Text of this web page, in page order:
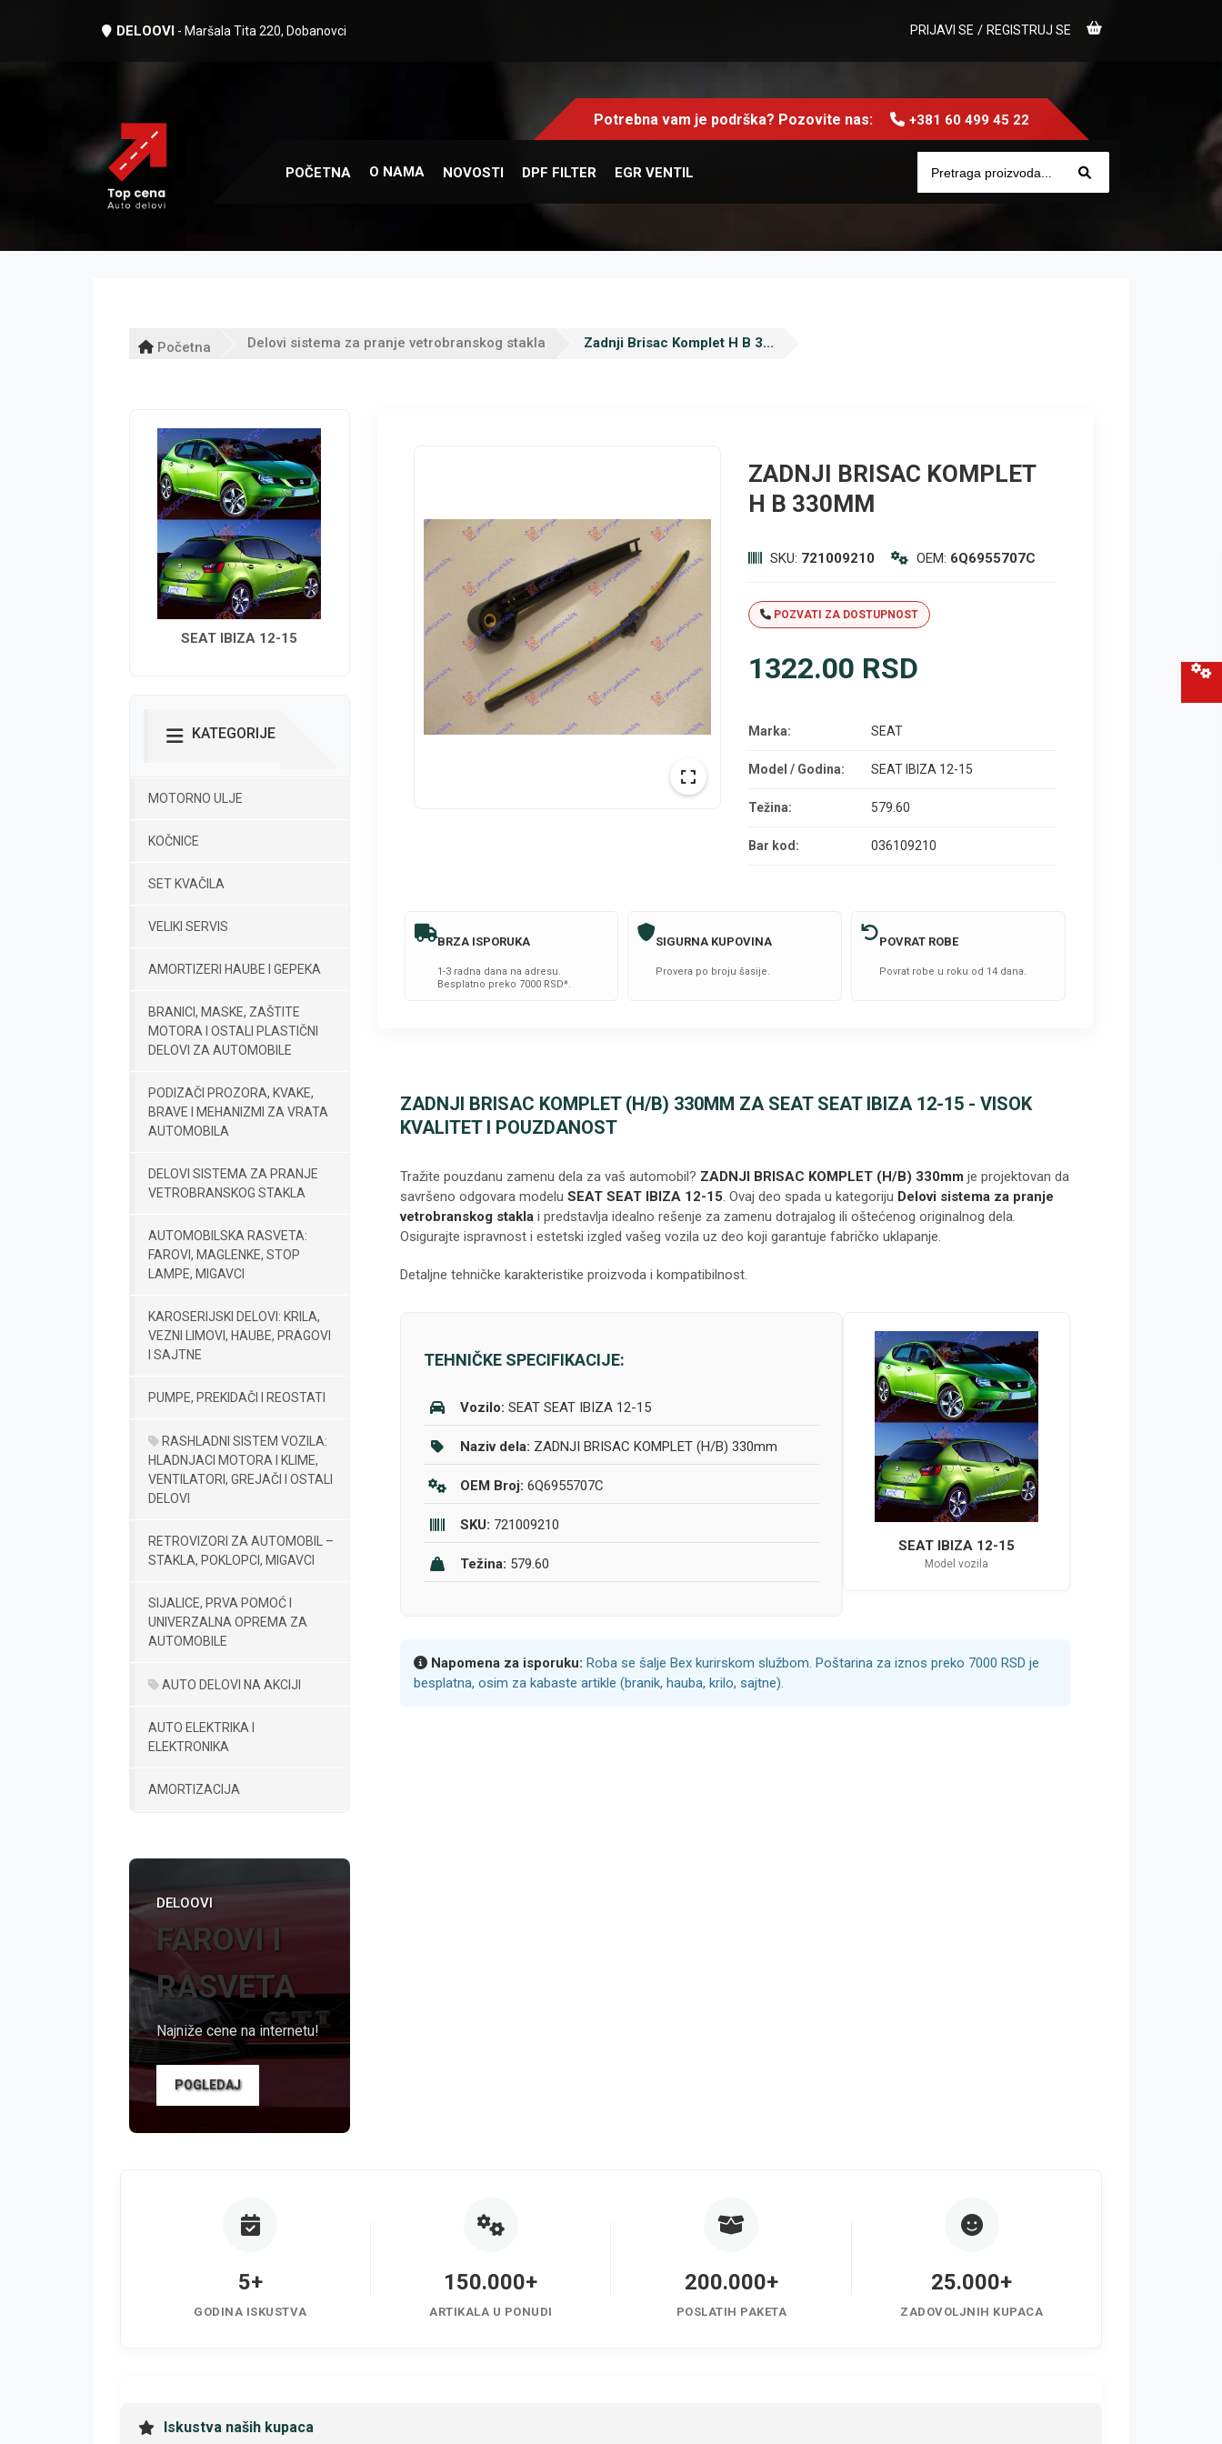
DELOOVI - Maršala Tita 220, Dobanovci PRIJAVI SE / REGISTRUJ SE
Potrebna vam je podrška? Pozovite nas: +381 60 499 45 22
POČETNA O NAMA NOVOSTI DPF FILTER EGR VENTIL
Početna Delovi sistema za pranje vetrobranskog stakla Zadnji Brisac Komplet H B 3...
SEAT IBIZA 12-15
KATEGORIJE
MOTORNO ULJE
KOČNICE
SET KVAČILA
VELIKI SERVIS
AMORTIZERI HAUBE I GEPEKA
BRANICI, MASKE, ZAŠTITE
MOTORA I OSTALI PLASTIČNI
DELOVI ZA AUTOMOBILE
PODIZAČI PROZORA, KVAKE,
BRAVE I MEHANIZMI ZA VRATA
AUTOMOBILA
DELOVI SISTEMA ZA PRANJE
VETROBRANSKOG STAKLA
AUTOMOBILSKA RASVETA:
FAROVI, MAGLENKE, STOP
LAMPE, MIGAVCI
KAROSERIJSKI DELOVI: KRILA,
VEZNI LIMOVI, HAUBE, PRAGOVI
I SAJTNE
PUMPE, PREKIDAČI I REOSTATI
RASHLADNI SISTEM VOZILA:
HLADNJACI MOTORA I KLIME,
VENTILATORI, GREJAČI I OSTALI
DELOVI
RETROVIZORI ZA AUTOMOBIL –
STAKLA, POKLOPCI, MIGAVCI
SIJALICE, PRVA POMOĆ I
UNIVERZALNA OPREMA ZA
AUTOMOBILE
AUTO DELOVI NA AKCIJI
AUTO ELEKTRIKA I
ELEKTRONIKA
AMORTIZACIJA
DELOOVI
FAROVI I
RASVETA
Najniže cene na internetu!
POGLEDAJ
ZADNJI BRISAC KOMPLET
H B 330MM
SKU: 721009210 OEM: 6Q6955707C
POZVATI ZA DOSTUPNOST
1322.00 RSD
Marka: SEAT
Model / Godina: SEAT IBIZA 12-15
Težina: 579.60
Bar kod: 036109210
BRZA ISPORUKA
1-3 radna dana na adresu.
Besplatno preko 7000 RSD*.
SIGURNA KUPOVINA
Provera po broju šasije.
POVRAT ROBE
Povrat robe u roku od 14 dana.
ZADNJI BRISAC KOMPLET (H/B) 330MM ZA SEAT SEAT IBIZA 12-15 - VISOK
KVALITET I POUZDANOST
Tražite pouzdanu zamenu dela za vaš automobil? ZADNJI BRISAC KOMPLET (H/B) 330mm je projektovan da
savršeno odgovara modelu SEAT SEAT IBIZA 12-15. Ovaj deo spada u kategoriju Delovi sistema za pranje
vetrobranskog staklai predstavlja idealno rešenje za zamenu dotrajalog ili oštećenog originalnog dela.
Osigurajte ispravnost i estetski izgled vašeg vozila uz deo koji garantuje fabričko uklapanje.
Detaljne tehničke karakteristike proizvoda i kompatibilnost.
TEHNIČKE SPECIFIKACIJE:
Vozilo: SEAT SEAT IBIZA 12-15
Naziv dela: ZADNJI BRISAC KOMPLET (H/B) 330mm
OEM Broj: 6Q6955707C
SKU: 721009210
Težina: 579.60
SEAT IBIZA 12-15
Model vozila
Napomena za isporuku: Roba se šalje Bex kurirskom službom. Poštarina za iznos preko 7000 RSD je
besplatna, osim za kabaste artikle (branik, hauba, krilo, sajtne).
5+
GODINA ISKUSTVA
150.000+
ARTIKALA U PONUDI
200.000+
POSLATIH PAKETA
25.000+
ZADOVOLJNIH KUPACA
Iskustva naših kupaca